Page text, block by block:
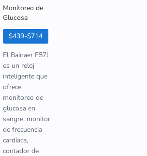
Monitoreo de
Glucosa
$439-$714
El Bainaer F57l
es un reloj
inteligente que
ofrece
monitoreo de
glucosa en
sangre, monitor
de frecuencia
cardíaca,
contador de